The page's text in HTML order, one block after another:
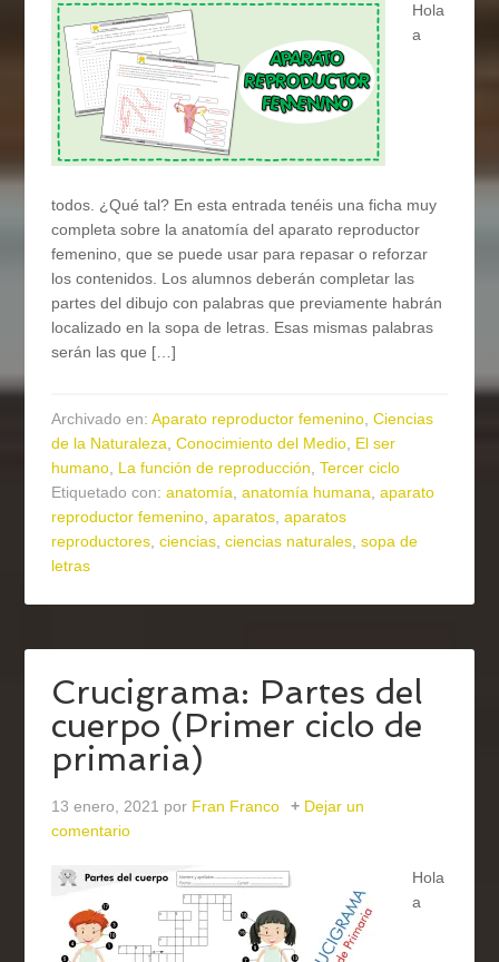
Hola
a
todos. ¿Qué tal? En esta entrada tenéis una ficha muy
completa sobre la anatomía del aparato reproductor
femenino, que se puede usar para repasar o reforzar
los contenidos. Los alumnos deberán completar las
partes del dibujo con palabras que previamente habrán
localizado en la sopa de letras. Esas mismas palabras
serán las que […]
Archivado en:Aparato reproductor femenino,Ciencias
de la Naturaleza,Conocimiento del Medio, El ser
humano, La función de reproducción,Tercer ciclo
Etiquetado con:anatomía,anatomía humana,aparato
reproductor femenino,aparatos,aparatos
reproductores,ciencias,ciencias naturales,sopa de
letras
Crucigrama: Partes del
cuerpo (Primer ciclo de
primaria)
13 enero, 2021 por Fran Franco
Dejar un
comentario
Hola
a